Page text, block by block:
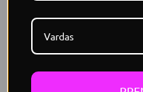
Prigludusi nugara
judėjimo laisvę.